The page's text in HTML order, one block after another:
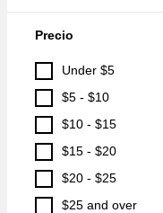
Precio
Under $5
$5 - $10
$10 - $15
$15 - $20
$20 - $25
$25 and over